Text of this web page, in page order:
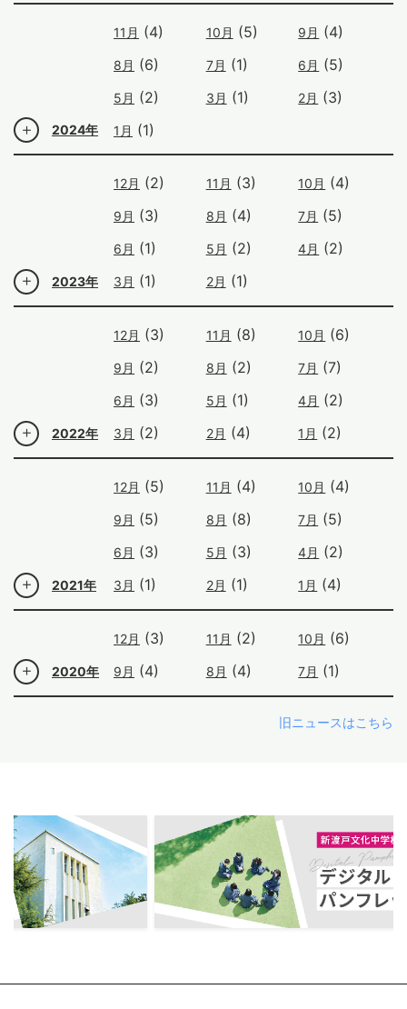
2024年
11月 (4) 10月 (5) 9月 (4)
8月 (6) 7月 (1) 6月 (5)
5月 (2) 3月 (1) 2月 (3)
1月 (1)
2023年
12月 (2) 11月 (3) 10月 (4)
9月 (3) 8月 (4) 7月 (5)
6月 (1) 5月 (2) 4月 (2)
3月 (1) 2月 (1)
2022年
12月 (3) 11月 (8) 10月 (6)
9月 (2) 8月 (2) 7月 (7)
6月 (3) 5月 (1) 4月 (2)
3月 (2) 2月 (4) 1月 (2)
2021年
12月 (5) 11月 (4) 10月 (4)
9月 (5) 8月 (8) 7月 (5)
6月 (3) 5月 (3) 4月 (2)
3月 (1) 2月 (1) 1月 (4)
2020年
12月 (3) 11月 (2) 10月 (6)
9月 (4) 8月 (4) 7月 (1)
旧ニュースはこちら